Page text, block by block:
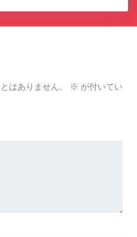
はありません。 ※ が付いてい